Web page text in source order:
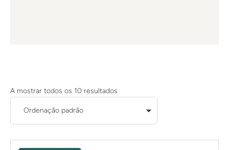
A mostrar todos os 10 resultados